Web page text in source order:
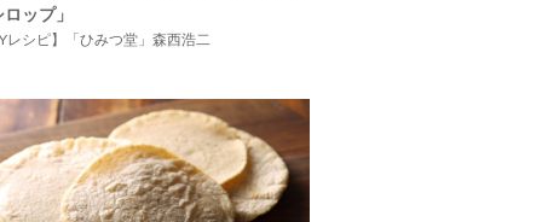
ップ」
レシピ】「ひみつ堂」森西浩二